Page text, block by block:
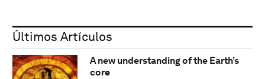
Últimos Artículos
A new understanding of the Earth’s
core